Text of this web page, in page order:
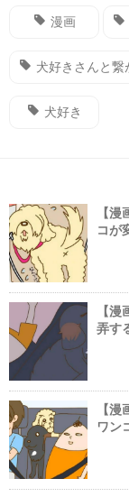
漫画
犬好きさんと繋
犬好き
【
コが
【
弄す
【
ワン